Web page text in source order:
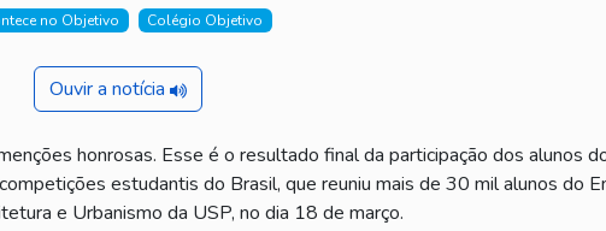
no Objetivo Colégio Objetivo
Ouvir a notícia
honrosas. Esse é o resultado final da participação dos alunos
estudantis do Brasil, que reuniu mais de 30 mil alunos do
e Urbanismo da USP, no dia 18 de março.